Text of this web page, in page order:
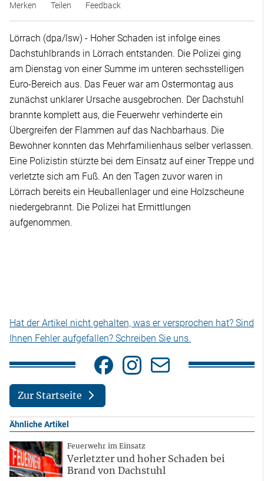
Merken Teilen Feedback
Lörrach (dpa/lsw) - Hoher Schaden ist infolge eines
Dachstuhlbrands in Lörrach entstanden. Die Polizei ging
am Dienstag von einer Summe im unteren sechsstelligen
Euro-Bereich aus. Das Feuer war am Ostermontag aus
zunächst unklarer Ursache ausgebrochen. Der Dachstuhl
brannte komplett aus, die Feuerwehr verhinderte ein
Übergreifen der Flammen auf das Nachbarhaus. Die
Bewohner konnten das Mehrfamilienhaus selber verlassen.
Eine Polizistin stürzte bei dem Einsatz auf einer Treppe und
verletzte sich am Fuß. An den Tagen zuvor waren in
Lörrach bereits ein Heuballenlager und eine Holzscheune
niedergebrannt. Die Polizei hat Ermittlungen
aufgenommen.
Hat der Artikel nicht gehalten, was er versprochen hat? Sind
Ihnen Fehler aufgefallen? Schreiben Sie uns.
Zur Startseite
Ähnliche Artikel
Feuerwehr im Einsatz
Verletzter und hoher Schaden bei
Brand von Dachstuhl